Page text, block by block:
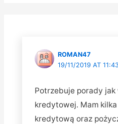
ROMAN47
19/11/2019 AT
Potrzebuje porady
kredytowej. Mam
kredytową oraz